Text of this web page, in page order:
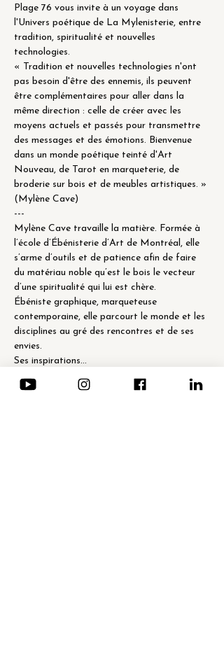
Plage 76 vous invite à un voyage dans
l'Univers poétique de La Mylenisterie, entre
tradition, spiritualité et nouvelles
technologies.
« Tradition et nouvelles technologies n'ont
pas besoin d'être des ennemis, ils peuvent
être complémentaires pour aller dans la
même direction : celle de créer avec les
moyens actuels et passés pour transmettre
des messages et des émotions. Bienvenue
dans un monde poétique teinté d'Art
Nouveau, de Tarot en marqueterie, de
broderie sur bois et de meubles artistiques. »
(Mylène Cave)
---
Mylène Cave travaille la matière. Formée à
l’école d’Ébénisterie d’Art de Montréal, elle
s’arme d’outils et de patience afin de faire
du matériau noble qu’est le bois le vecteur
d’une spiritualité qui lui est chère.
Ébéniste graphique, marqueteuse
contemporaine, elle parcourt le monde et les
disciplines au gré des rencontres et de ses
envies.
Ses inspirations…
さらに表示